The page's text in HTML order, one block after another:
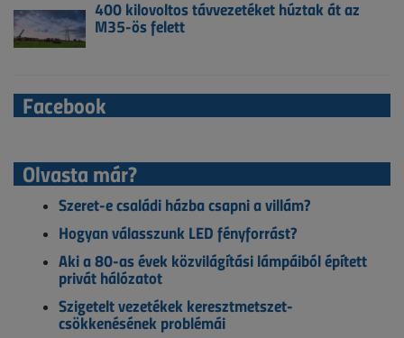
400 kilovoltos távvezetéket húztak át az
M35-ös felett
Facebook
Olvasta már?
Szeret-e családi házba csapni a villám?
Hogyan válasszunk LED fényforrást?
Aki a 80-as évek közvilágítási lámpáiból épített
privát hálózatot
Szigetelt vezetékek keresztmetszet-
csökkenésének problémái